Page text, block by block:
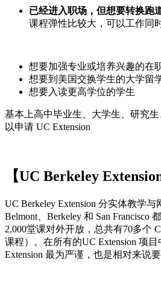
已经进入职场，但想要转换跑
课程弹性比较大，可以工作同
想要加强专业或培养兴趣的在
想要到美国交换学生的大学留
想要入读更高学位的学生
基本上高中毕业生、大学生、研究
以申请 UC Extension
【UC Berkeley
UC Berkeley Extension 分实体教学
Belmont、Berkeley 和 San Francisco
2,000堂课对外开放，总共有70多个
课程）。在所有的UC Extension 项
Extension 最为严谨，也是相对来说